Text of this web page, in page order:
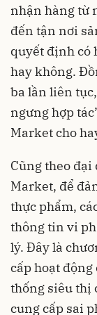
nhận hàng từ
đến tận nơi
quyết định có
hay không.
ba lần liên
ngưng hợp
Market cho
Cũng theo đại
Market, để
thực phẩm,
thông tin vi
lý. Đây là
cấp hoạt
thống siêu thị
cung cấp sai